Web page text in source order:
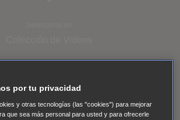
el ojo del FBI Pan Am Dawson crece
por tu privacidad
y otras tecnologías (las "cookies") para mejorar
que sea más personal para usted y para ofrecerle